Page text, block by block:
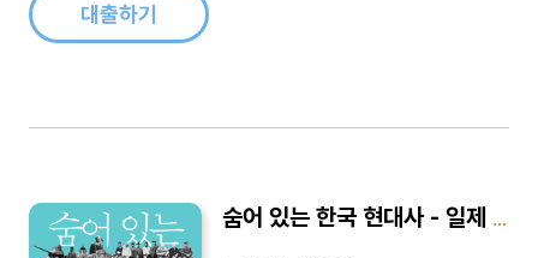
대출하기
숨어 있는 한국 현대사 - 일제 강점기에서 한국전쟁까지, 아무도 말하지 않았던 그날의 이야기